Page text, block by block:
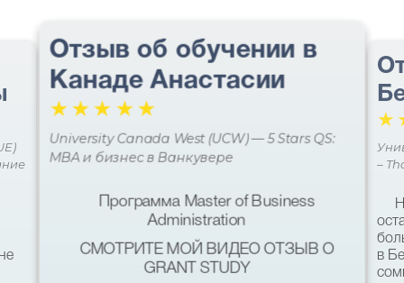
Отзыв об обучении в
Канаде Анастасии
☆☆☆ ☆☆
University Canada West (UCW) — 5 Stars QS:
MBA и бизнес в Ванкувере
Программа Master of Business
Administration
СМОТРИТЕ МОЙ ВИДЕО ОТЗЫВ О
GRANT STUDY
☆
–
в